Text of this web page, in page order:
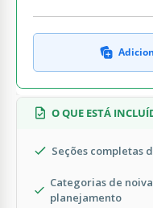
O QUE ESTÁ
Seções completas
Categorias de
planejamento